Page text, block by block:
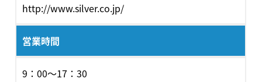
http://www.silver.co.jp/
営業時間
9：00～17：30